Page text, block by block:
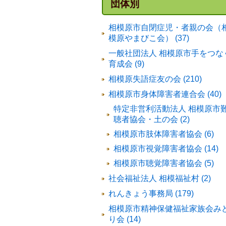
団体別
相模原市自閉症児・者親の会（
模原やまびこ会） (37)
一般社団法人 相模原市手をつな
育成会 (9)
相模原失語症友の会 (210)
相模原市身体障害者連合会 (40)
特定非営利活動法人 相模原市
聴者協会・土の会 (2)
相模原市肢体障害者協会 (6)
相模原市視覚障害者協会 (14)
相模原市聴覚障害者協会 (5)
社会福祉法人 相模福祉村 (2)
れんきょう事務局 (179)
相模原市精神保健福祉家族会み
り会 (14)